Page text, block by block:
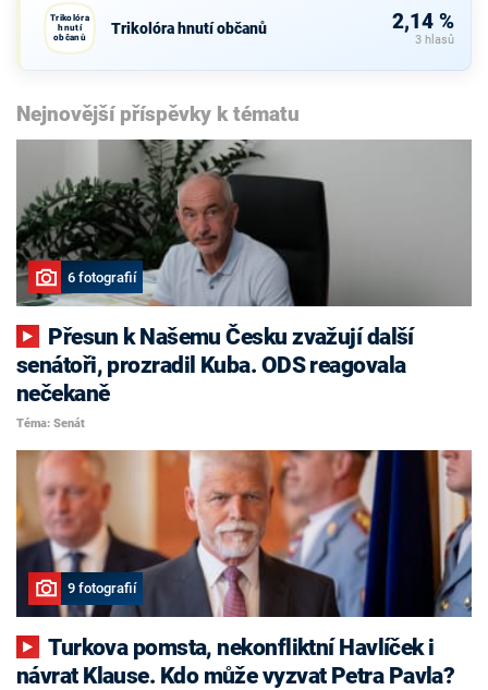
Trikolóra
hnutí
občanů
Trikolóra hnutí občanů 2,14 %
3 hlasů
Nejnovější příspěvky k tématu
6 fotografií
senátoři, prozradil Kuba. ODS reagovala
nečekaně
Téma: Senát
9 fotografií
Turkova pomsta, nekonfliktní Havlíček i
návrat Klause. Kdo může vyzvat Petra Pavla?